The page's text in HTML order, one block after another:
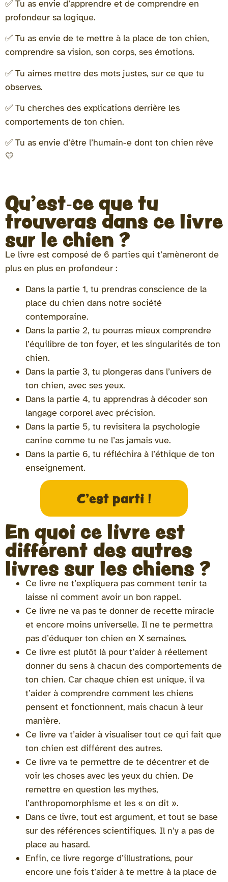
✅ Tu as envie d’apprendre et de comprendre en
profondeur sa logique.
✅ Tu as envie de te mettre à la place de ton chien,
comprendre sa vision, son corps, ses émotions.
✅ Tu aimes mettre des mots justes, sur ce que tu
observes.
✅ Tu cherches des explications derrière les
comportements de ton chien.
✅ Tu as envie d’être l’humain-e dont ton chien rêve
💛
Qu'est-ce que tu
trouveras dans ce livre
sur le chien ?
Le livre est composé de 6 parties qui t’amèneront de
plus en plus en profondeur :
Dans la partie 1, tu prendras conscience de la
place du chien dans notre société
contemporaine.
Dans la partie 2, tu pourras mieux comprendre
l’équilibre de ton foyer, et les singularités de ton
chien.
Dans la partie 3, tu plongeras dans l’univers de
ton chien, avec ses yeux.
Dans la partie 4, tu apprendras à décoder son
langage corporel avec précision.
Dans la partie 5, tu revisitera la psychologie
canine comme tu ne l’as jamais vue.
Dans la partie 6, tu réfléchira à l’éthique de ton
enseignement.
C'est parti !
En quoi ce livre est
différent des autres
livres sur les chiens ?
Ce livre ne t’expliquera pas comment tenir ta
laisse ni comment avoir un bon rappel.
Ce livre ne va pas te donner de recette miracle
et encore moins universelle. Il ne te permettra
pas d’éduquer ton chien en X semaines.
Ce livre est plutôt là pour t’aider à réellement
donner du sens à chacun des comportements de
ton chien. Car chaque chien est unique, il va
t’aider à comprendre comment les chiens
pensent et fonctionnent, mais chacun à leur
manière.
Ce livre va t’aider à visualiser tout ce qui fait que
ton chien est différent des autres.
Ce livre va te permettre de te décentrer et de
voir les choses avec les yeux du chien. De
remettre en question les mythes,
l’anthropomorphisme et les « on dit ».
Dans ce livre, tout est argument, et tout se base
sur des références scientifiques. Il n’y a pas de
place au hasard.
Enfin, ce livre regorge d’illustrations, pour
encore une fois t’aider à te mettre à la place de